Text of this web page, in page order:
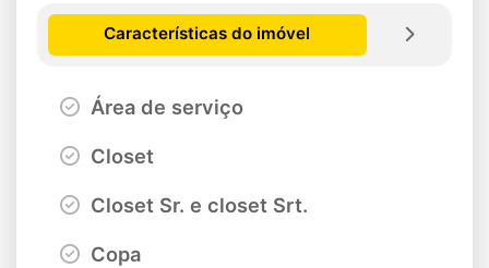
Características do imóvel
Área de serviço
Closet
Closet Sr. e closet Srt.
Copa